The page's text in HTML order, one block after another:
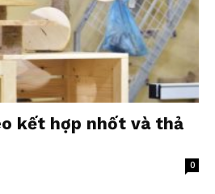
kết hợp nhốt và thả
0